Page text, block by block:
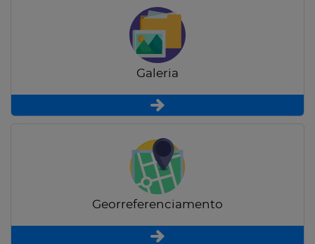
Galeria
Georreferenciamento